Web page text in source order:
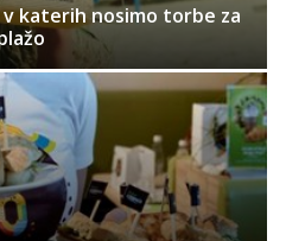
katerih nosimo torbe za